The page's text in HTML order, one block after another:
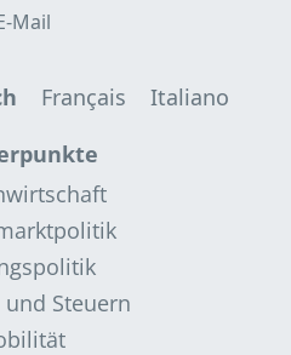
Mail
Français
Italiano
und Steuern